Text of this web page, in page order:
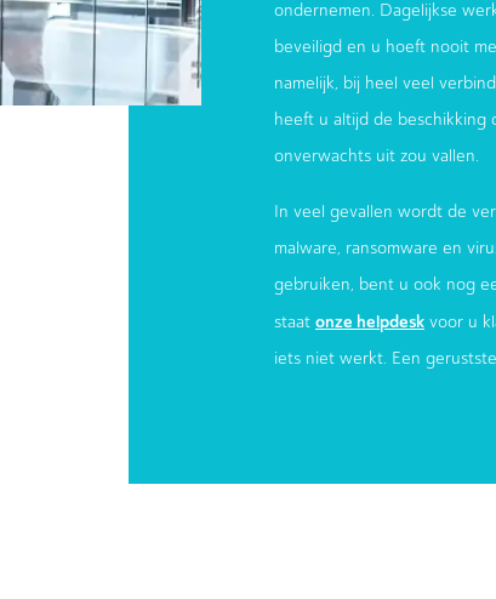
ondernemen. Dagelijkse
beveiligd en u hoeft nooit
namelijk, bij heel veel
heeft u altijd de
onverwachts uit zou vallen.
In veel gevallen wordt de
malware, ransomware en
gebruiken, bent u ook nog
staat onze helpdesk voor u
iets niet werkt. Een